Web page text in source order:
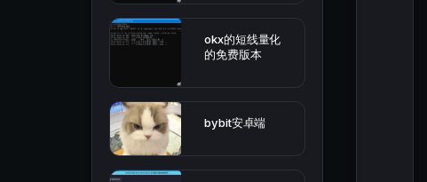
okx的短线量化
的免费版本
bybit安卓端